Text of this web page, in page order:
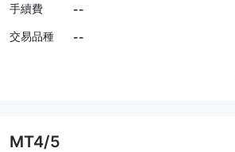
手續費
--
交易品種
--
MT4/5